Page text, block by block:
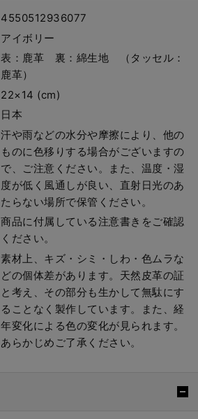
4550512936077
アイボリー
表：鹿革 裏：綿生地 （タッセル：
鹿革）
22×14 (cm)
日本
汗や雨などの水分や摩擦により、他の
ものに色移りする場合がございますの
で、ご注意ください。また、温度・湿
度が低く風通しが良い、直射日光のあ
たらない場所で保管ください。
商品に付属している注意書きをご確認
ください。
素材上、キズ・シミ・しわ・色ムラな
どの個体差があります。天然皮革の証
と考え、その部分も生かして無駄にす
ることなく製作しています。また、経
年変化による色の変化が見られます。
あらかじめご了承ください。